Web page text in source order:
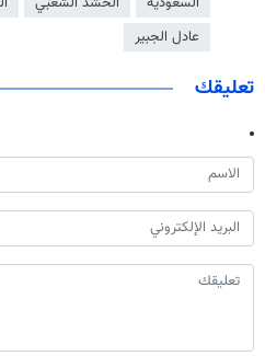
عادل الجبير
تعليقك